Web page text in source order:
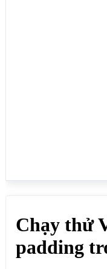
phải 10px, cách
30px)</p></div>
<div